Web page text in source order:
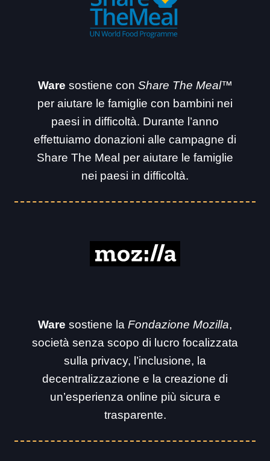
Ware sostiene con Share The Meal™
per aiutare le famiglie con bambini nei
paesi in difficoltà. Durante l’anno
effettuiamo donazioni alle campagne di
Share The Meal per aiutare le famiglie
nei paesi in difficoltà.
Ware sostiene la Fondazione Mozilla,
società senza scopo di lucro focalizzata
sulla privacy, l’inclusione, la
decentralizzazione e la creazione di
un’esperienza online più sicura e
trasparente.